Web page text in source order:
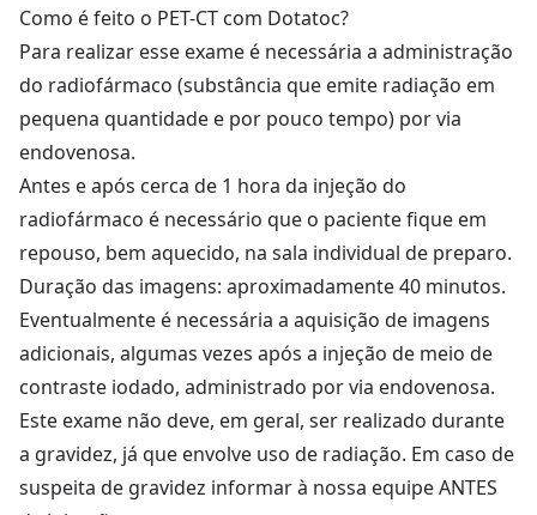
Como é feito o PET-CT com Dotatoc?
Para realizar esse exame é necessária a administração
do radiofármaco (substância que emite radiação em
pequena quantidade e por pouco tempo) por via
endovenosa.
Antes e após cerca de 1 hora da injeção do
radiofármaco é necessário que o paciente fique em
repouso, bem aquecido, na sala individual de preparo.
Duração das imagens: aproximadamente 40 minutos.
Eventualmente é necessária a aquisição de imagens
adicionais, algumas vezes após a injeção de meio de
contraste iodado, administrado por via endovenosa.
Este exame não deve, em geral, ser realizado durante
a gravidez, já que envolve uso de radiação. Em caso de
suspeita de gravidez informar à nossa equipe ANTES